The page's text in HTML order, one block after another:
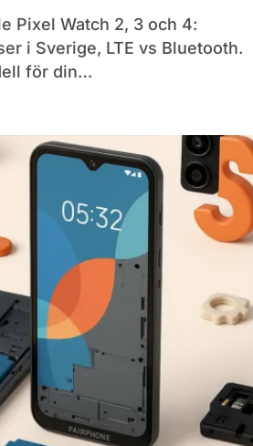
i Sverige, LTE vs Bluetooth.
för din…